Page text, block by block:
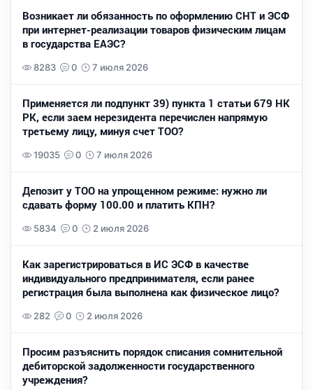
Возникает ли обязанность по оформлению СНТ и ЭСФ
при интернет-реализации товаров физическим лицам
в государства ЕАЭС?
8283 0 7 июля 2026
Применяется ли подпункт 39) пункта 1 статьи 679 НК
РК, если заем нерезидента перечислен напрямую
третьему лицу, минуя счет ТОО?
19035 0 7 июля 2026
Депозит у ТОО на упрощенном режиме: нужно ли
сдавать форму 100.00 и платить КПН?
5834 0 2 июля 2026
Как зарегистрироваться в ИС ЭСФ в качестве
индивидуального предпринимателя, если ранее
регистрация была выполнена как физическое лицо?
282 0 2 июля 2026
Просим разъяснить порядок списания сомнительной
дебиторской задолженности государственного
учреждения?